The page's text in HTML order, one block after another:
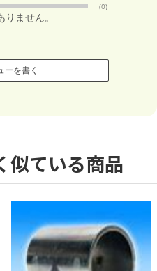
(0)
ません。
ーを書く
似ている商品